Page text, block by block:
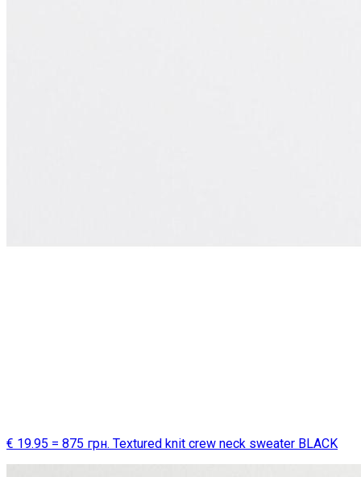
€ 19.95 = 875 грн. Textured knit crew neck sweater BLACK